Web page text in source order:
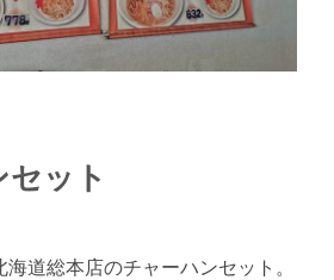
ット
道総本店のチャーハンセット。